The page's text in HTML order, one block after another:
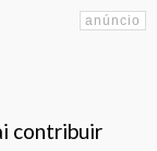
contribuir